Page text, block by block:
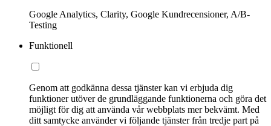
Google Analytics, Clarity, Google Kundrecensioner, A/B-
Testing
Funktionell
Genom att godkänna dessa tjänster kan vi erbjuda dig
funktioner utöver de grundläggande funktionerna och göra det
möjligt för dig att använda vår webbplats mer bekvämt. Med
ditt samtycke använder vi följande tjänster från tredje part på